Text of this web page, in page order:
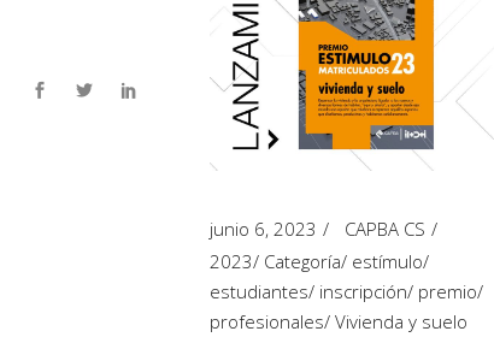
junio 6, 2023
CAPBA CS
2023/ Categoría/ estímulo/
estudiantes/ inscripción/ premio/
profesionales/ Vivienda y suelo